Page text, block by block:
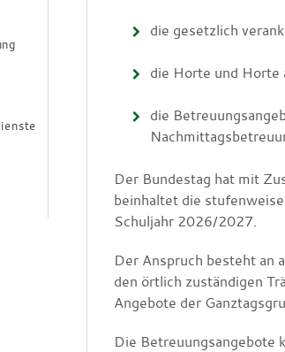
die gesetzlich
die Horte und Horte
die
Der Bundestag hat mit
beinhaltet die
Schuljahr 2026/2027.
Der Anspruch besteht an
den örtlich zuständigen
Angebote der
Die Betreuungsangebote